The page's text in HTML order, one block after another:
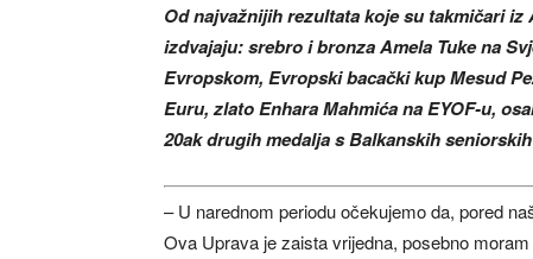
Od najvažnijih rezultata koje su takmičari
izdvajaju: srebro i bronza Amela Tuke na
Evropskom, Evropski bacački kup Mesud
Euru, zlato Enhara Mahmića na EYOF-u,
20ak drugih medalja s Balkanskih
– U narednom periodu očekujemo da, pored
Ova Uprava je zaista vrijedna, posebno